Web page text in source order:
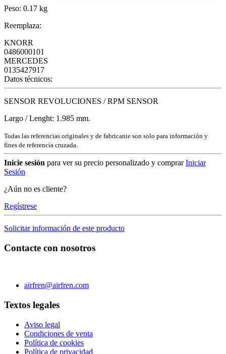
Peso: 0.17 kg
Reemplaza:
KNORR
0486000101
MERCEDES
0135427917
Datos técnicos:
SENSOR REVOLUCIONES / RPM SENSOR
Largo / Lenght: 1.985 mm.
Todas las referencias originales y de fabricante son solo para información y
fines de referencia cruzada.
Inicie sesión para ver su precio personalizado y comprar Iniciar
Sesión
¿Aún no es cliente?
Regístrese
Solicitar información de este producto
Contacte con nosotros
airfren@airfren.com
Textos legales
Aviso legal
Condiciones de venta
Política de cookies
Política de privacidad